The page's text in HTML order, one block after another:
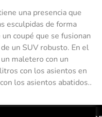
una presencia que
esculpidas de forma
coupé que se fusionan
un SUV robusto. En el
maletero con un
con los asientos en
los asientos abatidos..